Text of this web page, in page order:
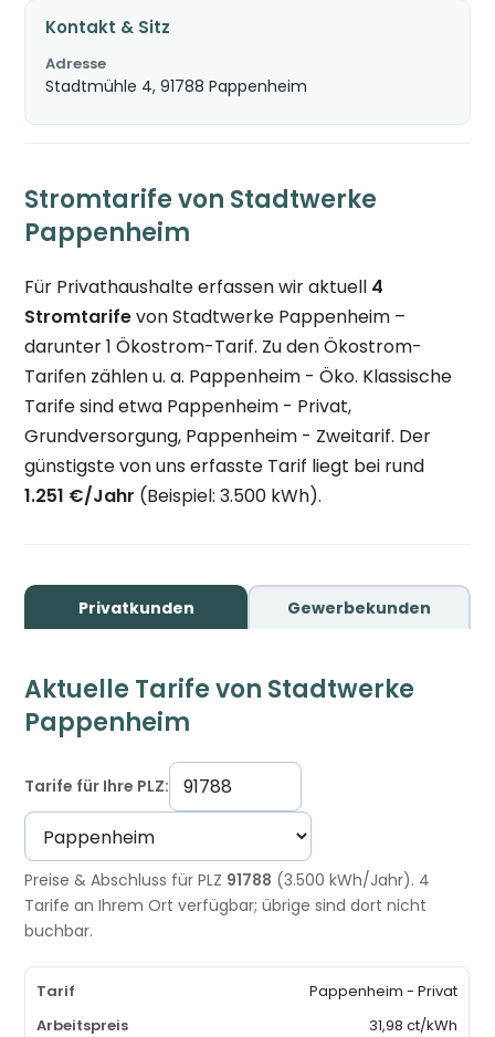
Kontakt & Sitz
Adresse
Stadtmühle 4, 91788 Pappenheim
Stromtarife von Stadtwerke
Pappenheim
Für Privathaushalte erfassen wir aktuell 4
Stromtarifevon Stadtwerke Pappenheim –
darunter 1 Ökostrom-Tarif. Zu den Ökostrom-
Tarifen zählen u. a. Pappenheim - Öko. Klassische
Tarife sind etwa Pappenheim - Privat,
Grundversorgung, Pappenheim - Zweitarif. Der
günstigste von uns erfasste Tarif liegt bei rund
1.251 €/Jahr (Beispiel: 3.500 kWh).
Privatkunden Gewerbekunden
Aktuelle Tarife von Stadtwerke
Pappenheim
Tarife für Ihre PLZ:
Preise & Abschluss für PLZ 91788 (3.500 kWh/Jahr). 4
Tarife an Ihrem Ort verfügbar; übrige sind dort nicht
buchbar.
Pappenheim - Privat
31,98 ct/kWh